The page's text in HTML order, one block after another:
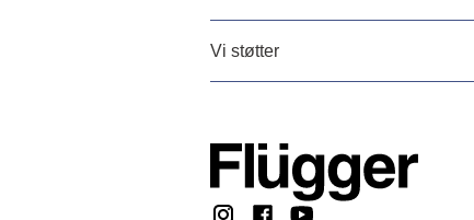
Vi støtter